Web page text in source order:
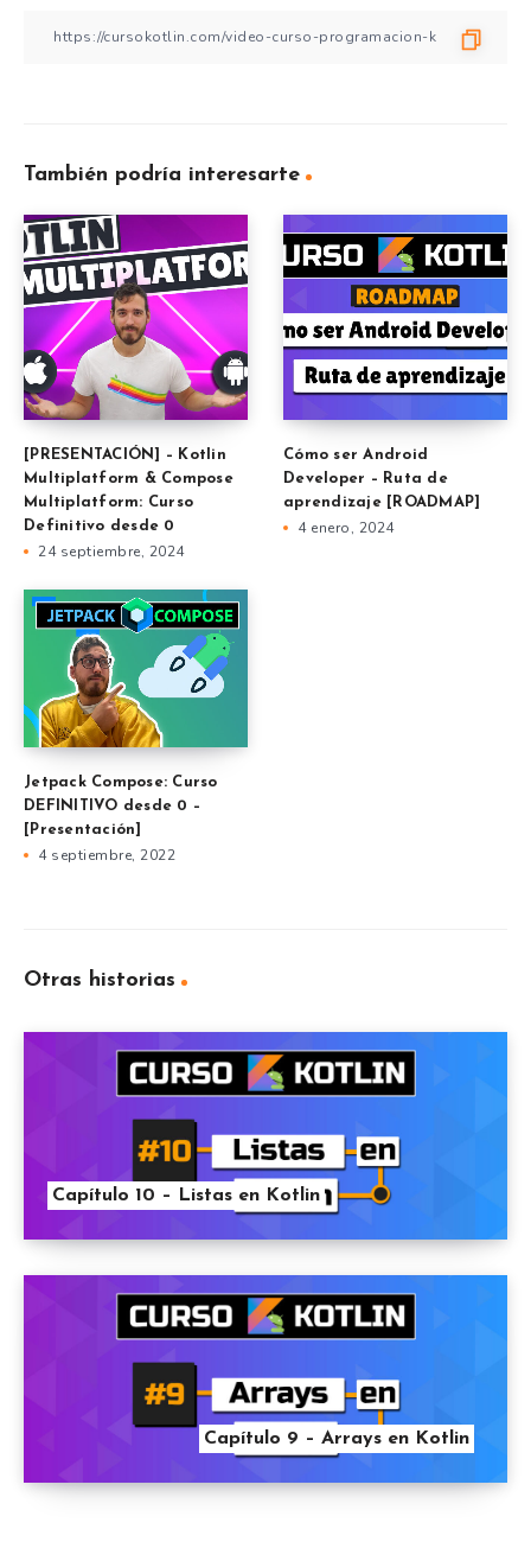
También podría interesarte
[PRESENTACIÓN] – Kotlin
Multiplatform & Compose
Multiplatform: Curso
Definitivo desde 0
24 septiembre, 2024
Cómo ser Android
Developer – Ruta de
aprendizaje [ROADMAP]
4 enero, 2024
Jetpack Compose: Curso
DEFINITIVO desde 0 –
[Presentación]
4 septiembre, 2022
Otras historias
Capítulo 10 – Listas en Kotlin
Capítulo 9 – Arrays en Kotlin